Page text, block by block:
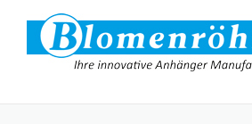
Skip to content